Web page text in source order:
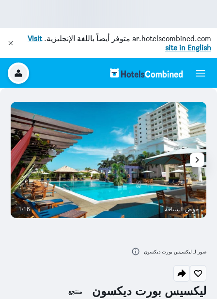
ar.hotelscombined.com متوفر أيضاً باللغة الإنجليزية.Visit
site in English
ليكسيس بورت ديكسون منتجع
حوض السباحة 1/16
صور لـ ليكسيس بورت ديكسون